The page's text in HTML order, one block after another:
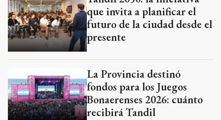
que invita a planificar el
futuro de la ciudad desde el
presente
La Provincia destinó
fondos para los Juegos
Bonaerenses 2026: cuánto
recibirá Tandil